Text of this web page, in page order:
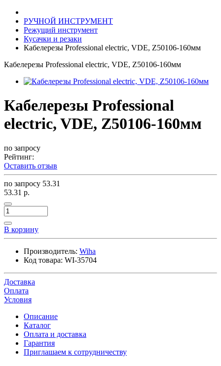
РУЧНОЙ ИНСТРУМЕНТ
Режущий инструмент
Кусачки и резаки
Кабелерезы Professional electric, VDE, Z50106-160мм
Кабелерезы Professional electric, VDE, Z50106-160мм
Кабелерезы Professional
electric, VDE, Z50106-160мм
по запросу
Рейтинг:
Оставить отзыв
по запросу 53.31
53.31 р.
В корзину
Производитель: Wiha
Код товара: WI-35704
Доставка
Оплата
Условия
Описание
Каталог
Оплата и доставка
Гарантия
Приглашаем к сотрудничеству